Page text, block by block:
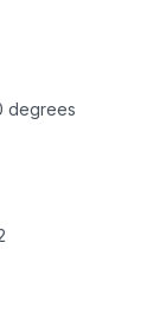
degrees